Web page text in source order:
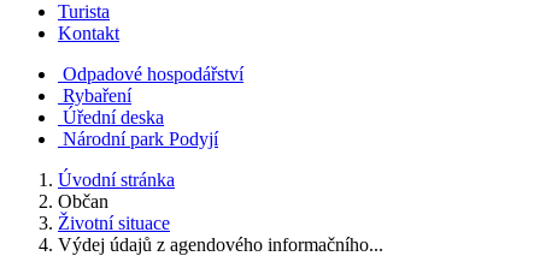
Turista
Kontakt
Odpadové hospodářství
Rybaření
Úřední deska
Národní park Podyjí
Úvodní stránka
Občan
Životní situace
Výdej údajů z agendového informačního...